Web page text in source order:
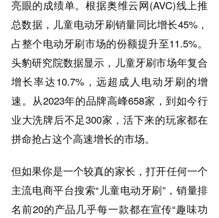
亮眼的成绩单。根据奥维云网(AVC)线上推
总数据，儿童电动牙刷销量同比增长45%，
占整个电动牙刷市场的份额提升至11.5%。
头豹研究院数据显示，儿童牙刷市场年复合
增长率达10.7%，远超成人电动牙刷的增
速。从2023年的品牌高峰658家，到如今行
业大洗牌后不足300家，活下来的玩家都在
拼命抢占这个高速增长的市场。
但如果你是一个较真的家长，打开任何一个
主流电商平台搜索“儿童电动牙刷”，销量排
名前20的产品几乎每一款都在宣传“趣味功